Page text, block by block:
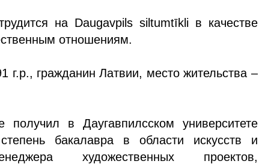
на Daugavpils siltumtīkli в качестве
отношениям.
г.р., гражданин Латвии, место жительства –
получил в Даугавпилсском университете
бакалавра в области искусств и
художественных проектов,